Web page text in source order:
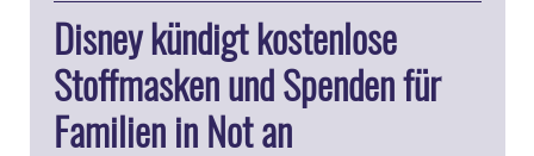
Disney kündigt kostenlose
Stoffmasken und Spenden für
Familien in Not an